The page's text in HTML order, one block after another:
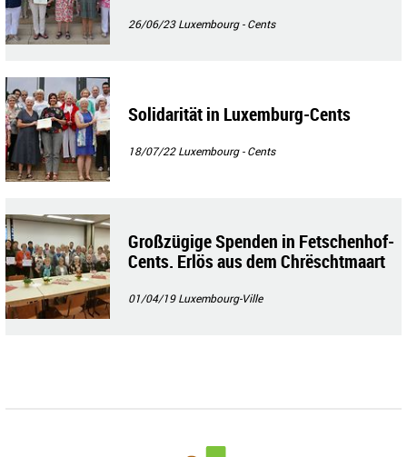
26/06/23Luxembourg - Cents
Solidarität in Luxemburg-Cents
18/07/22Luxembourg - Cents
Großzügige Spenden in Fetschenhof-
Cents. Erlös aus dem Chrëschtmaart
01/04/19Luxembourg-Ville